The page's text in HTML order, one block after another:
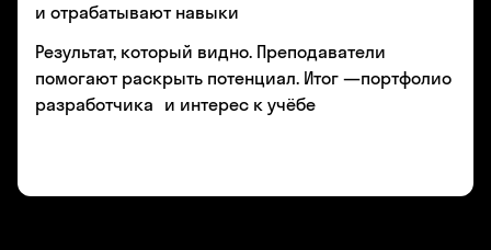
и отрабатывают навыки
Результат, который видно. Преподаватели
помогают раскрыть потенциал. Итог —портфолио
разработчика и интерес к учёбе